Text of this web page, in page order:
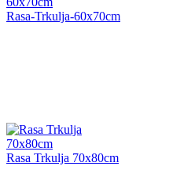
Rasa-Trkulja-60x70cm
Rasa Trkulja 70x80cm